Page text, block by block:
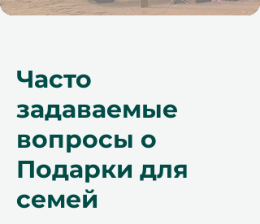
Часто
задаваемые
вопросы о
Подарки для
семей